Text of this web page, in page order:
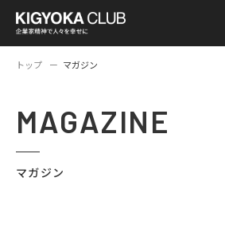
トップ マガジン
MAGAZINE
マガジン